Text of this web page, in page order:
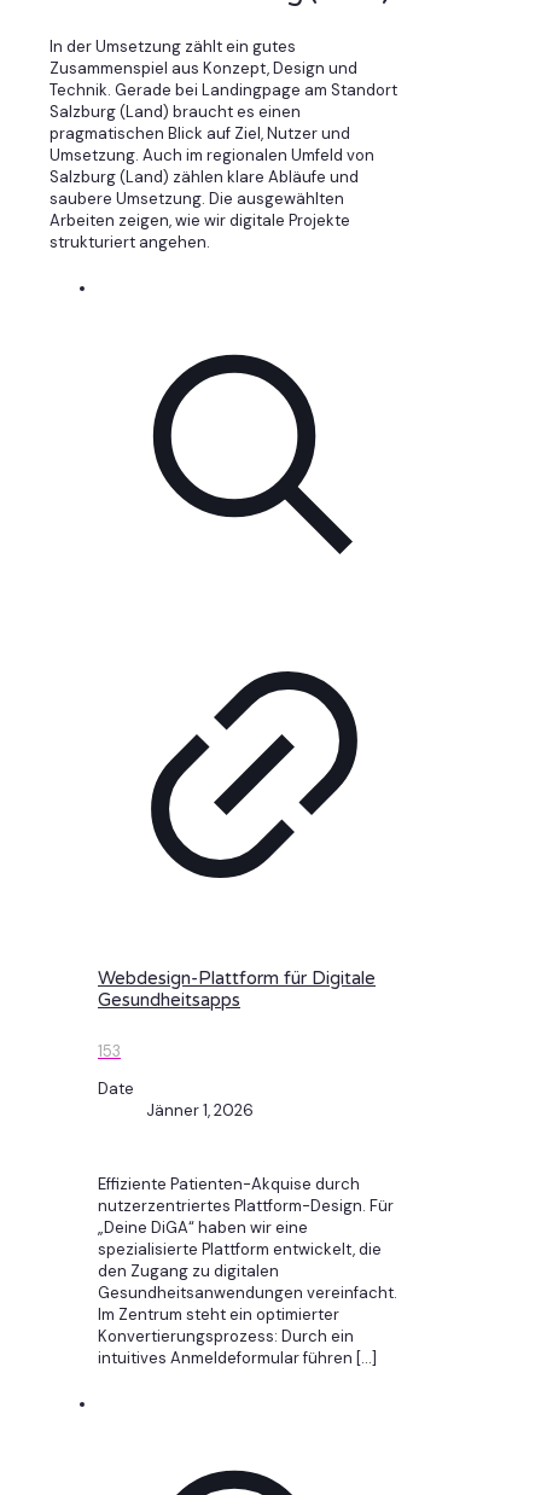
In der Umsetzung zählt ein gutes
Zusammenspiel aus Konzept, Design und
Technik. Gerade bei Landingpage am Standort
Salzburg (Land) braucht es einen
pragmatischen Blick auf Ziel, Nutzer und
Umsetzung. Auch im regionalen Umfeld von
Salzburg (Land) zählen klare Abläufe und
saubere Umsetzung. Die ausgewählten
Arbeiten zeigen, wie wir digitale Projekte
strukturiert angehen.
Webdesign-Plattform für Digitale
Gesundheitsapps
153
Date
Jänner 1, 2026
Effiziente Patienten-Akquise durch
nutzerzentriertes Plattform-Design. Für
„Deine DiGA“ haben wir eine
spezialisierte Plattform entwickelt, die
den Zugang zu digitalen
Gesundheitsanwendungen vereinfacht.
Im Zentrum steht ein optimierter
Konvertierungsprozess: Durch ein
intuitives Anmeldeformular führen […]